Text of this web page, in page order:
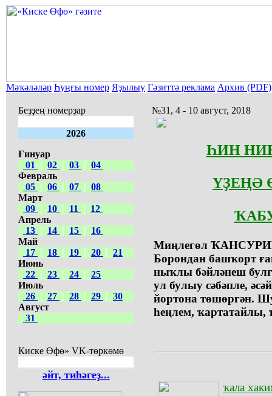
Мәҡәләләр Һуңғы номер Яҙылыу Гәзиттә реклама Архив (PDF)
Беҙҙең номерҙар
2026
Ғинуар
01
| 02 | 03 | 04
Февраль
05 | 06 | 07 | 08
Март
09 | 10 | 11 |
12
Апрель
13 | 14 | 15 |
16
Май
17 | 18 | 19 | 20 | 21
Июнь
22 | 23 | 24 | 25
Июль
26 | 27 | 28 | 29 | 30
Август
31
Киске Өфө» VK-төркөмө
әйт, тиһәгеҙ...
№31, 4 - 10 август, 2018
ҺИН
ҮҘЕҢӘ
Миңлегөл
Борондан башҡорт
ныҡлы бәйләнеш
ул булыу сәбәпле,
йортона төшөргән.
һеңлем, ҡартатайлы,
ҡала